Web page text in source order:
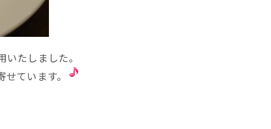
たしました。
ています。